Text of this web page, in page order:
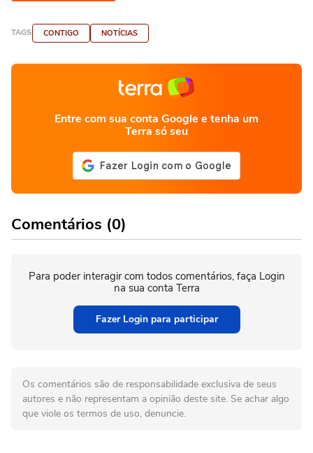
TAGS CONTIGO NOTÍCIAS
Entre com sua conta Google e tenha um
Terra só seu
Comentários (0)
Para poder interagir com todos comentários, faça Login
na sua conta Terra
Fazer Login para participar
Os comentários são de responsabilidade exclusiva de seus
autores e não representam a opinião deste site. Se achar algo
que viole os termos de uso, denuncie.